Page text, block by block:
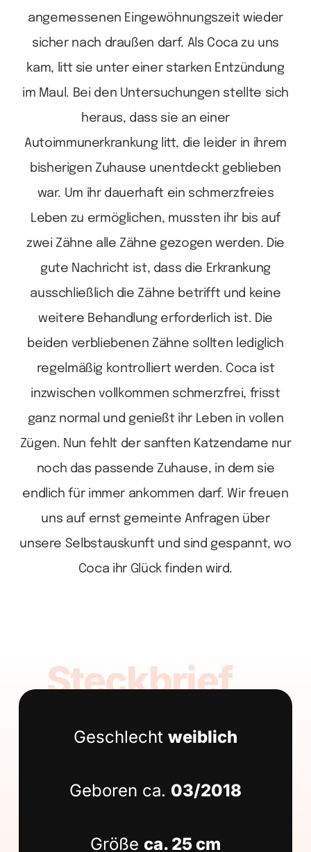
angemessenen Eingewöhnungszeit wieder
sicher nach draußen darf. Als Coca zu uns
kam, litt sie unter einer starken Entzündung
im Maul. Bei den Untersuchungen stellte sich
heraus, dass sie an einer
Autoimmunerkrankung litt, die leider in ihrem
bisherigen Zuhause unentdeckt geblieben
war. Um ihr dauerhaft ein schmerzfreies
Leben zu ermöglichen, mussten ihr bis auf
zwei Zähne alle Zähne gezogen werden. Die
gute Nachricht ist, dass die Erkrankung
ausschließlich die Zähne betrifft und keine
weitere Behandlung erforderlich ist. Die
beiden verbliebenen Zähne sollten lediglich
regelmäßig kontrolliert werden. Coca ist
inzwischen vollkommen schmerzfrei, frisst
ganz normal und genießt ihr Leben in vollen
Zügen. Nun fehlt der sanften Katzendame nur
noch das passende Zuhause, in dem sie
endlich für immer ankommen darf. Wir freuen
uns auf ernst gemeinte Anfragen über
unsere Selbstauskunft und sind gespannt, wo
Coca ihr Glück finden wird.
Steckbrief
Geschlecht weiblich
Geboren ca. 03/2018
Größe ca. 25 cm